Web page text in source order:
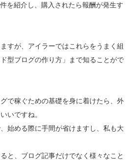
を紹介し、購入されたら報酬が発生す
すが、アイラーではこれらをうまく組
型ブログの作り方」まで知ることがで
で稼ぐための基礎を身に着けたら、外
いですね。
始める際に手間が省けますし、私も大
と、ブログ記事だけでなく様々なこと